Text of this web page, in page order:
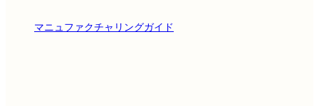
マニュファクチャリングガイド